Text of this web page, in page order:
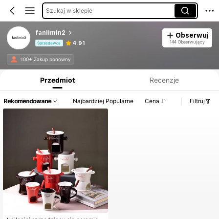
Szukaj w sklepie
fanlimin2
Sprzedawca 4.91
Obserwuj
144 Obserwujący
100+ Zakup ponowny
Przedmiot Recenzje
Rekomendowane Najbardziej Popularne Cena Filtruj